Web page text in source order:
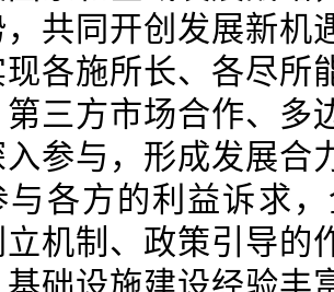
共同开创发展新机
现各施所长、各尽所
三方市场合作、多
参与，形成发展合
与各方的利益诉求
立机制、政策引导的